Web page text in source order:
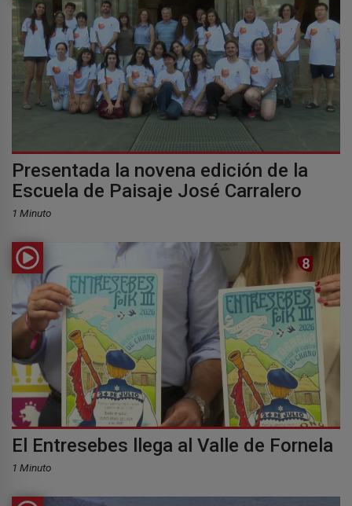
Presentada la novena edición de la
Escuela de Paisaje José Carralero
1 Minuto
El Entresebes llega al Valle de Fornela
1 Minuto